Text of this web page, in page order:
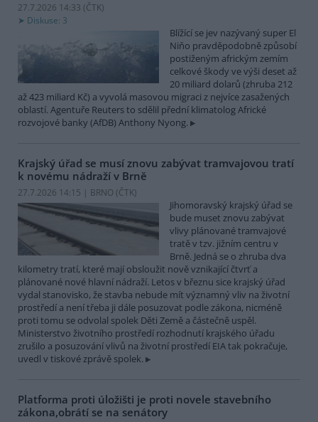
27.7.2026 14:33 (ČTK)
Diskuse: 3
Blížící se jev nazývaný super El
Niňo pravděpodobně způsobí
postiženým africkým zemím
celkové škody ve výši deset až
20 miliard dolarů (zhruba 212
až 423 miliard Kč) a vyvolá masovou migraci z nejvíce zasažených
oblastí. Agentuře Reuters to sdělil přední klimatolog Africké
rozvojové banky (AfDB) Anthony Nyong.
Krajský úřad se musí znovu zabývat tramvajovou tratí
k novému nádraží v Brně
27.7.2026 14:15 | BRNO (ČTK)
Jihomoravský krajský úřad se
bude muset znovu zabývat
vlivy plánované tramvajové
tratě v tzv. jižním centru v
Brně. Jedná se o zhruba dva
kilometry tratí, které mají obsloužit nově vznikající čtvrť a
plánované nové hlavní nádraží. Letos v březnu sice krajský úřad
vydal stanovisko, že stavba nebude mít významný vliv na životní
prostředí a není třeba ji dále posuzovat podle zákona, nicméně
proti tomu se odvolal spolek Děti Země a částečně uspěl.
Ministerstvo životního prostředí rozhodnutí krajského úřadu
zrušilo a posuzování vlivů na životní prostředí EIA tak pokračuje,
uvedl v tiskové zprávě spolek.
Platforma proti úložišti je proti novele stavebního
zákona,obrátí se na senátory